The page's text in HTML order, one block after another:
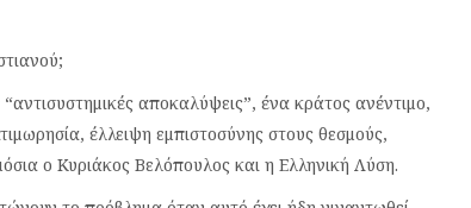
αποκαλύψεις”, ένα κράτος ανέντιμο,
έλλειψη εμπιστοσύνης στους θεσμούς,
ο Κυριάκος Βελόπουλος και η Ελληνική Λύση.